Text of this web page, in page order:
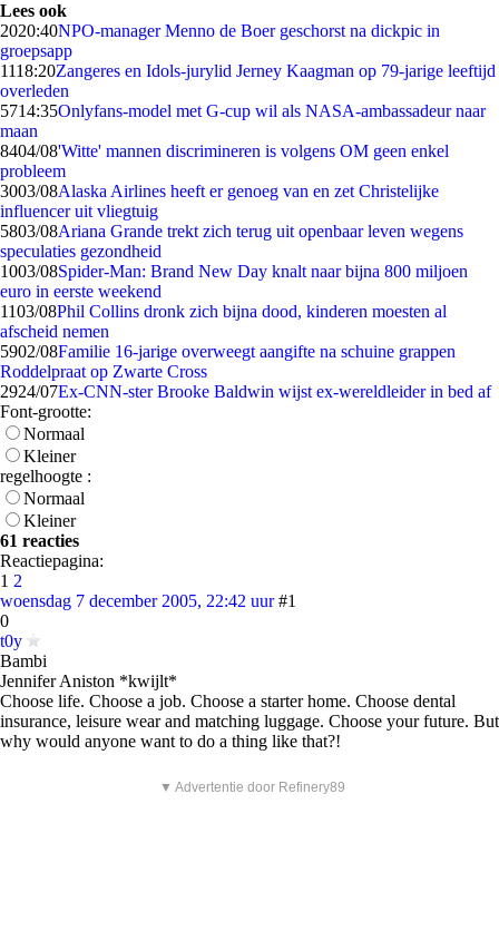
Lees ook
2020:40NPO-manager Menno de Boer geschorst na dickpic in
groepsapp
1118:20Zangeres en Idols-jurylid Jerney Kaagman op 79-jarige leeftijd
overleden
5714:35Onlyfans-model met G-cup wil als NASA-ambassadeur naar
maan
8404/08'Witte' mannen discrimineren is volgens OM geen enkel
probleem
3003/08Alaska Airlines heeft er genoeg van en zet Christelijke
influencer uit vliegtuig
5803/08Ariana Grande trekt zich terug uit openbaar leven wegens
speculaties gezondheid
1003/08Spider-Man: Brand New Day knalt naar bijna 800 miljoen
euro in eerste weekend
1103/08Phil Collins dronk zich bijna dood, kinderen moesten al
afscheid nemen
5902/08Familie 16-jarige overweegt aangifte na schuine grappen
Roddelpraat op Zwarte Cross
2924/07Ex-CNN-ster Brooke Baldwin wijst ex-wereldleider in bed af
Font-grootte:
Normaal
Kleiner
regelhoogte :
Normaal
Kleiner
61 reacties
Reactiepagina:
1 2
woensdag 7 december 2005, 22:42 uur #1
0
t0y
Bambi
Jennifer Aniston *kwijlt*
Choose life. Choose a job. Choose a starter home. Choose dental
insurance, leisure wear and matching luggage. Choose your future. But
why would anyone want to do a thing like that?!
▼ Advertentie door Refinery89